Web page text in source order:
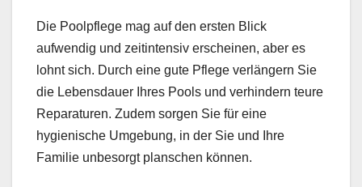
Die Poolpflege mag auf den ersten Blick
aufwendig und zeitintensiv erscheinen, aber es
lohnt sich. Durch eine gute Pflege verlängern Sie
die Lebensdauer Ihres Pools und verhindern teure
Reparaturen. Zudem sorgen Sie für eine
hygienische Umgebung, in der Sie und Ihre
Familie unbesorgt planschen können.